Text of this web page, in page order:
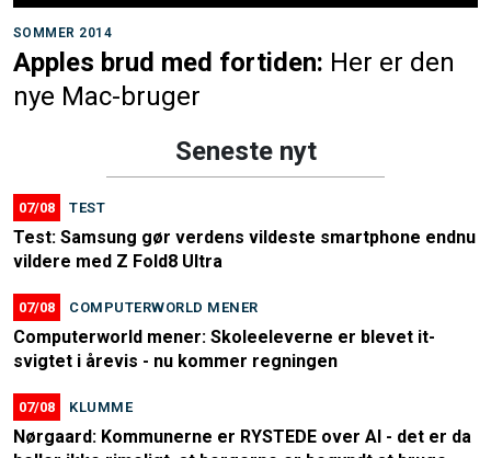
SOMMER 2014
Apples brud med fortiden: Her er den
nye Mac-bruger
Seneste nyt
07/08 TEST
Test: Samsung gør verdens vildeste smartphone endnu
vildere med Z Fold8 Ultra
07/08 COMPUTERWORLD MENER
Computerworld mener: Skoleeleverne er blevet it-
svigtet i årevis - nu kommer regningen
07/08 KLUMME
Nørgaard: Kommunerne er RYSTEDE over AI - det er da